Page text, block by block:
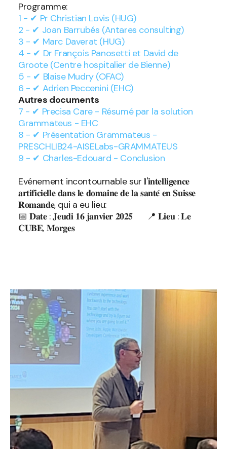
Programme:
1 - ✔ Pr Christian Lovis (HUG)
2 - ✔ Joan Barrubés (Antares consulting)
3 - ✔ Marc Daverat (HUG)
4 - ✔ Dr François Panosetti et David de
Groote (Centre hospitalier de Bienne)
5 - ✔ Blaise Mudry (OFAC)
6 - ✔ Adrien Peccenini (EHC)
Autres documents
7 - ✔ Precisa Care - Résumé par la solution
Grammateus - EHC
8 - ✔ Présentation Grammateus -
PRESCHLIB24-AISELabs-GRAMMATEUS
9 - ✔ Charles-Edouard - Conclusion
Evénement incontournable sur 𝐥'𝐢𝐧𝐭𝐞𝐥𝐥𝐢𝐠𝐞𝐧𝐜𝐞
𝐚𝐫𝐭𝐢𝐟𝐢𝐜𝐢𝐞𝐥𝐥𝐞 𝐝𝐚𝐧𝐬 𝐥𝐞 𝐝𝐨𝐦𝐚𝐢𝐧𝐞 𝐝𝐞 𝐥𝐚 𝐬𝐚𝐧𝐭𝐞́ 𝐞𝐧 𝐒𝐮𝐢𝐬𝐬𝐞
𝐑𝐨𝐦𝐚𝐧𝐝𝐞, qui a eu lieu:
📅 𝐃𝐚𝐭𝐞 : 𝐉𝐞𝐮𝐝𝐢 𝟏𝟔 𝐣𝐚𝐧𝐯𝐢𝐞𝐫 𝟐𝟎𝟐𝟓 📍 𝐋𝐢𝐞𝐮 : 𝐋𝐞
𝐂𝐔𝐁𝐄, 𝐌𝐨𝐫𝐠𝐞𝐬